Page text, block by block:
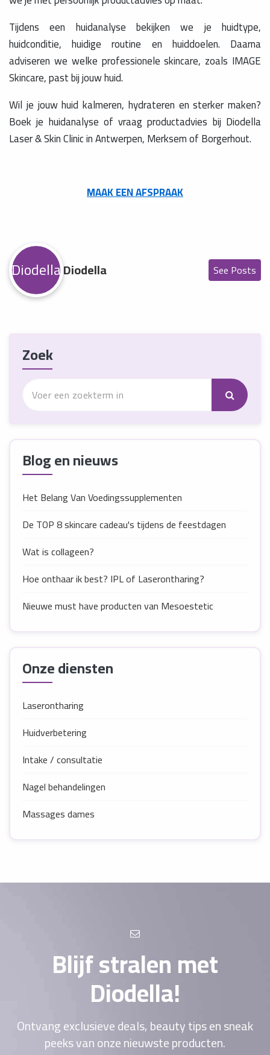
Tijdens een huidanalyse bekijken we je huidtype,
huidconditie, huidige routine en huiddoelen. Daarna
adviseren we welke professionele skincare, zoals IMAGE
Skincare, past bij jouw huid.
Wil je jouw huid kalmeren, hydrateren en sterker maken?
Boek je huidanalyse of vraag productadvies bij Diodella
Laser & Skin Clinic in Antwerpen, Merksem of Borgerhout.
MAAK EEN AFSPRAAK
DiodellaDiodella See Posts
Zoek
Blog en nieuws
Het Belang Van Voedingssupplementen
De TOP 8 skincare cadeau's tijdens de feestdagen
Wat is collageen?
Hoe onthaar ik best? IPL of Laserontharing?
Nieuwe must have producten van Mesoestetic
Onze diensten
Laserontharing
Huidverbetering
Intake / consultatie
Nagel behandelingen
Massages dames
Blijf stralen met
Diodella!
Ontvang exclusieve deals, beauty tips en sneak
peeks van onze nieuwste producten.